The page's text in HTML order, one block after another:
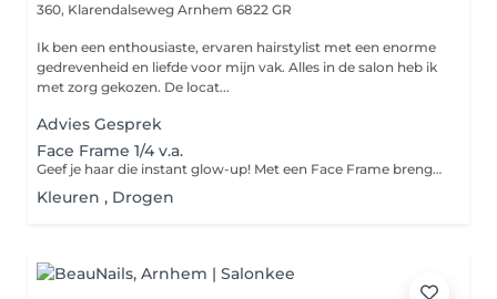
360, Klarendalseweg Arnhem 6822 GR
Ik ben een enthousiaste, ervaren hairstylist met een enorme
gedrevenheid en liefde voor mijn vak. Alles in de salon heb ik
met zorg gekozen. De locat...
Advies Gesprek
Face Frame 1/4 v.a.
Geef je haar die instant glow-up! Met een Face Frame brengen we lichtere plukjes rondom je gezicht aan voor een frisse, stralende look alsof je net terugkomt van een zonnige vakantie. Perfect als snelle opfrisser tussen je kleurafspraken of om je coupe net dat beetje extra te geven. Subtiel, fris en altijd flatterend. inclusief single Redken toner, Olaplex herstelbehandeling , Red Carpet)
Kleuren , Drogen